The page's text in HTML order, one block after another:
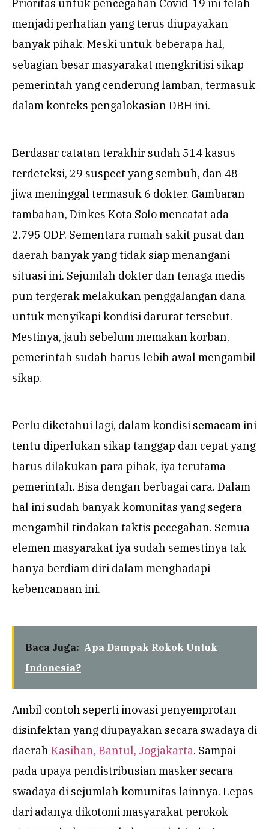
Prioritas untuk pencegahan Covid-19 ini telah
menjadi perhatian yang terus diupayakan
banyak pihak. Meski untuk beberapa hal,
sebagian besar masyarakat mengkritisi sikap
pemerintah yang cenderung lamban, termasuk
dalam konteks pengalokasian DBH ini.
Berdasar catatan terakhir sudah 514 kasus
terdeteksi, 29 suspect yang sembuh, dan 48
jiwa meninggal termasuk 6 dokter. Gambaran
tambahan, Dinkes Kota Solo mencatat ada
2.795 ODP. Sementara rumah sakit pusat dan
daerah banyak yang tidak siap menangani
situasi ini. Sejumlah dokter dan tenaga medis
pun tergerak melakukan penggalangan dana
untuk menyikapi kondisi darurat tersebut.
Mestinya, jauh sebelum memakan korban,
pemerintah sudah harus lebih awal mengambil
sikap.
Perlu diketahui lagi, dalam kondisi semacam ini
tentu diperlukan sikap tanggap dan cepat yang
harus dilakukan para pihak, iya terutama
pemerintah. Bisa dengan berbagai cara. Dalam
hal ini sudah banyak komunitas yang segera
mengambil tindakan taktis pecegahan. Semua
elemen masyarakat iya sudah semestinya tak
hanya berdiam diri dalam menghadapi
kebencanaan ini.
Baca Juga: Apa Dampak Rokok Untuk
Indonesia?
Ambil contoh seperti inovasi penyemprotan
disinfektan yang diupayakan secara swadaya di
daerah Kasihan, Bantul, Jogjakarta. Sampai
pada upaya pendistribusian masker secara
swadaya di sejumlah komunitas lainnya. Lepas
dari adanya dikotomi masyarakat perokok